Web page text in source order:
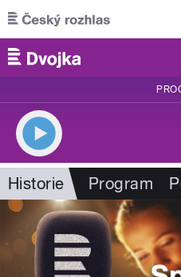
Přejít k hlavnímu obsahu
Historie Program